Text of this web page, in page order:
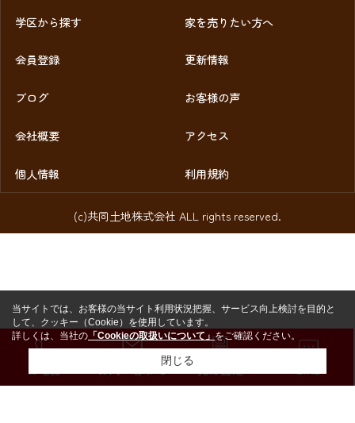
学区から探す 家を売りたい方へ
会員登録 更新情報
ブログ お客様の声
会社概要 アクセス
個人情報 利用規約
(c)共同土地株式会社 ALL rights reserved.
お問い合わせ
当サイトでは、お客様の当サイト利用状況把握、サービス向上検討を目的と
して、クッキー（Cookie）を使用しています。
詳しくは、当社の 「Cookieの取扱いについて」をご確認ください。
閉じる